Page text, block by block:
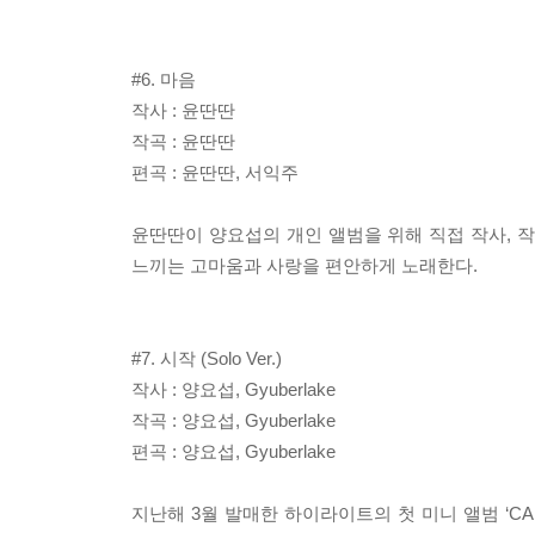
#6. 마음
작사 : 윤딴딴
작곡 : 윤딴딴
편곡 : 윤딴딴, 서익주
윤딴딴이 양요섭의 개인 앨범을 위해 직접 작사,
느끼는 고마움과 사랑을 편안하게 노래한다.
#7. 시작 (Solo Ver.)
작사 : 양요섭, Gyuberlake
작곡 : 양요섭, Gyuberlake
편곡 : 양요섭, Gyuberlake
지난해 3월 발매한 하이라이트의 첫 미니 앨범